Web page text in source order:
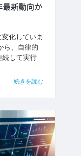
新動向か
化していま
ら、自律的
続して実行
続きを読む